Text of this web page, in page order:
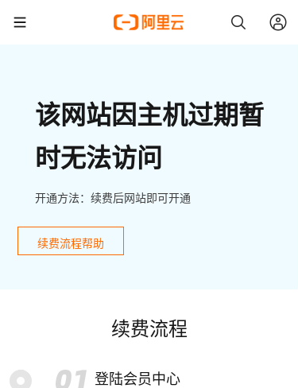
该网站因主机过期暂
时无法访问
开通方法：续费后网站即可开通
续费流程帮助
续费流程
登陆会员中心